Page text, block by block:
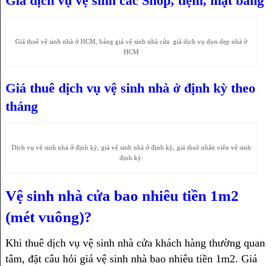
Giá thuê vệ sinh nhà ở HCM, bảng giá vệ sinh nhà cửa. giá dịch vụ dọn dẹp nhà ở
HCM
Giá thuê dịch vụ vệ sinh nhà ở định kỳ theo
tháng
Dịch vụ vệ sinh nhà ở định kỳ, giá vệ sinh nhà ở định kỳ, giá thuê nhân viên vệ sinh
định kỳ.
Vệ sinh nhà cửa bao nhiêu tiền 1m2
(mét vuông)?
Khi thuê dịch vụ vệ sinh nhà cửa khách hàng thường quan
tâm, đặt câu hỏi giá vệ sinh nhà bao nhiêu tiền 1m2. Giá